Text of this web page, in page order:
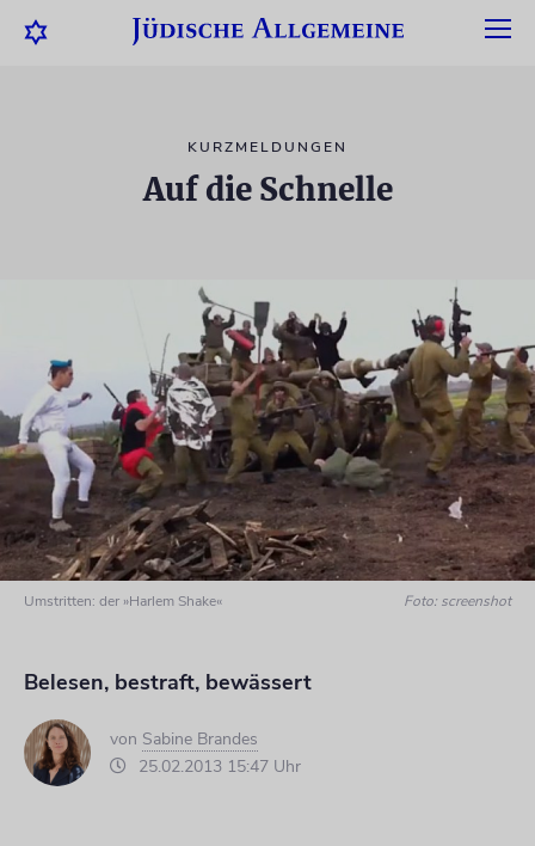
KURZMELDUNGEN
Auf die Schnelle
Umstritten: der »Harlem Shake« Foto: screenshot
Belesen, bestraft, bewässert
von Sabine Brandes
25.02.2013 15:47 Uhr